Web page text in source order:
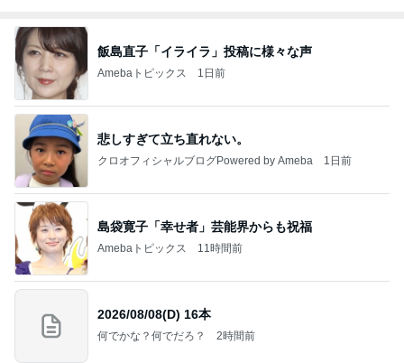
飯島直子「イライラ」投稿に様々な声
Amebaトピックス 1日前
悲しすぎて立ち直れない。
クロオフィシャルブログPowered by Ameba 1日前
島袋寛子「幸せ者」芸能界からも祝福
Amebaトピックス 11時間前
2026/08/08(D) 16本
何でかな？何でだろ？ 2時間前